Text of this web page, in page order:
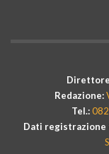
Redazione:
Tel.:
Dati registrazione